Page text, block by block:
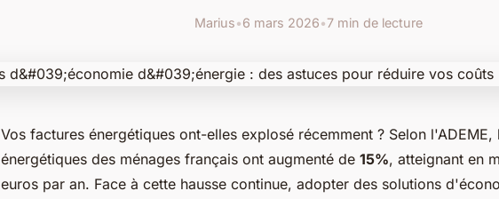
Marius•6 mars 2026•7 min de lecture
Vos factures énergétiques ont-elles explosé récemment ? Selon l'ADEME,
énergétiques des ménages français ont augmenté de 15%, atteignant en
euros par an. Face à cette hausse continue, adopter des solutions